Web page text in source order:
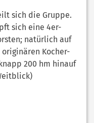
sich die Gruppe.
sich eine 4er-
natürlich auf
Kocher-
200 hm hinauf